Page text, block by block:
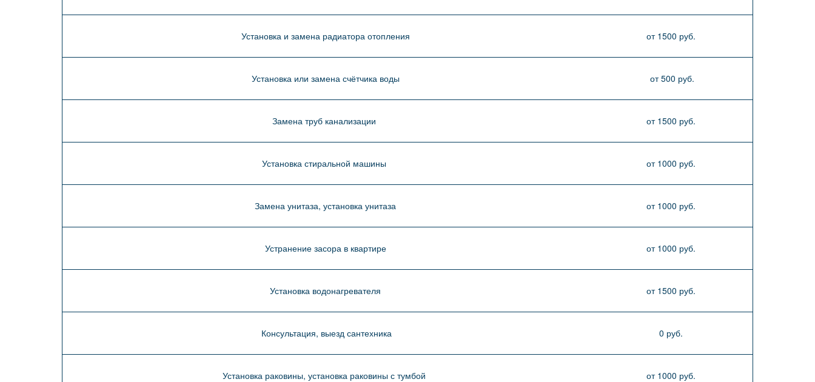
Установка и замена радиатора отопления от 1500 руб.
Установка или замена счётчика воды от 500 руб.
Замена труб канализации от 1500 руб.
Установка стиральной машины от 1000 руб.
Замена унитаза, установка унитаза от 1000 руб.
Устранение засора в квартире от 1000 руб.
Установка водонагревателя от 1500 руб.
Консультация, выезд сантехника 0 руб.
Установка раковины, установка раковины с тумбой от 1000 руб.